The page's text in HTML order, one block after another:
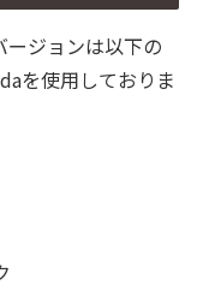
ジョンは以下の
を使用しておりま